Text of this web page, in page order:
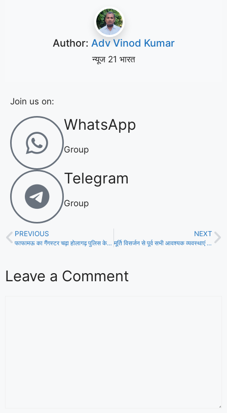
Author: Adv Vinod Kumar
न्यूज 21 भारत
Join us on:
WhatsApp
Group
Telegram
Group
PREVIOUS
फाफामऊ का गैंगस्टर चढ़ा होलागढ़ पुलिस के हत्थे।
NEXT
मूर्ति विसर्जन से पूर्व सभी आवश्यक व्यवस्थाएं पूर्ण करें सम्बन्धित अधिकारी
Leave a Comment